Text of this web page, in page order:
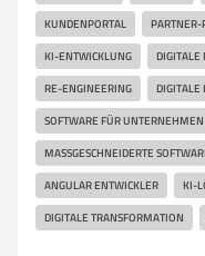
KUNDENPORTAL PARTNER-
KI-ENTWICKLUNG DIGITALE
RE-ENGINEERING DIGITALE
SOFTWARE FÜR UNTERNEHMEN
MASSGESCHNEIDERTE SOFTWARE
ANGULAR ENTWICKLER KI-
DIGITALE TRANSFORMATION